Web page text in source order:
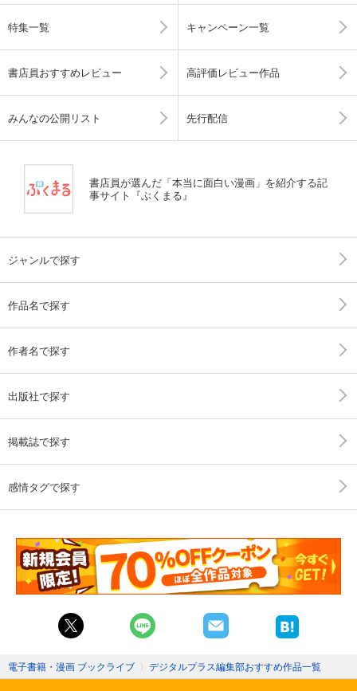
特集一覧 キャンペーン一覧
書店員おすすめレビュー 高評価レビュー作品
みんなの公開リスト 先行配信
書店員が選んだ「本当に面白い漫画」を紹介する記
事サイト『ぶくまる』
ジャンルで探す
作品名で探す
作者名で探す
出版社で探す
掲載誌で探す
感情タグで探す
電子書籍・漫画 ブックライブ 〉 デジタルプラス編集部おすすめ作品一覧